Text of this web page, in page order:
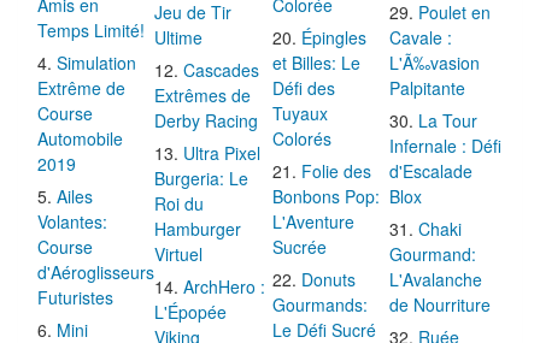
Amis en
Temps Limité!
Simulation
Extrême de
Course
Automobile
2019
Ailes
Volantes:
Course
d'Aéroglisseurs
Futuristes
Mini
Jeu de Tir
Ultime
Cascades
Extrêmes de
Derby Racing
Ultra Pixel
Burgeria: Le
Roi du
Hamburger
Virtuel
ArchHero :
L'Épopée
Colorée
Épingles
et Billes: Le
Défi des
Tuyaux
Colorés
Folie des
Bonbons Pop:
L'Aventure
Sucrée
Donuts
Gourmands:
Le Défi Sucré
Poulet en
Cavale :
L'Ã‰vasion
Palpitante
La Tour
Infernale : Défi
d'Escalade
Blox
Chaki
Gourmand:
L'Avalanche
de Nourriture